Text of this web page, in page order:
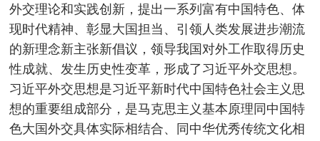
外交理论和实践创新，提出一系列富有中国特色、体
现时代精神、彰显大国担当、引领人类发展进步潮流
的新理念新主张新倡议，领导我国对外工作取得历史
性成就、发生历史性变革，形成了习近平外交思想。
习近平外交思想是习近平新时代中国特色社会主义思
想的重要组成部分，是马克思主义基本原理同中国特
色大国外交具体实际相结合、同中华优秀传统文化相